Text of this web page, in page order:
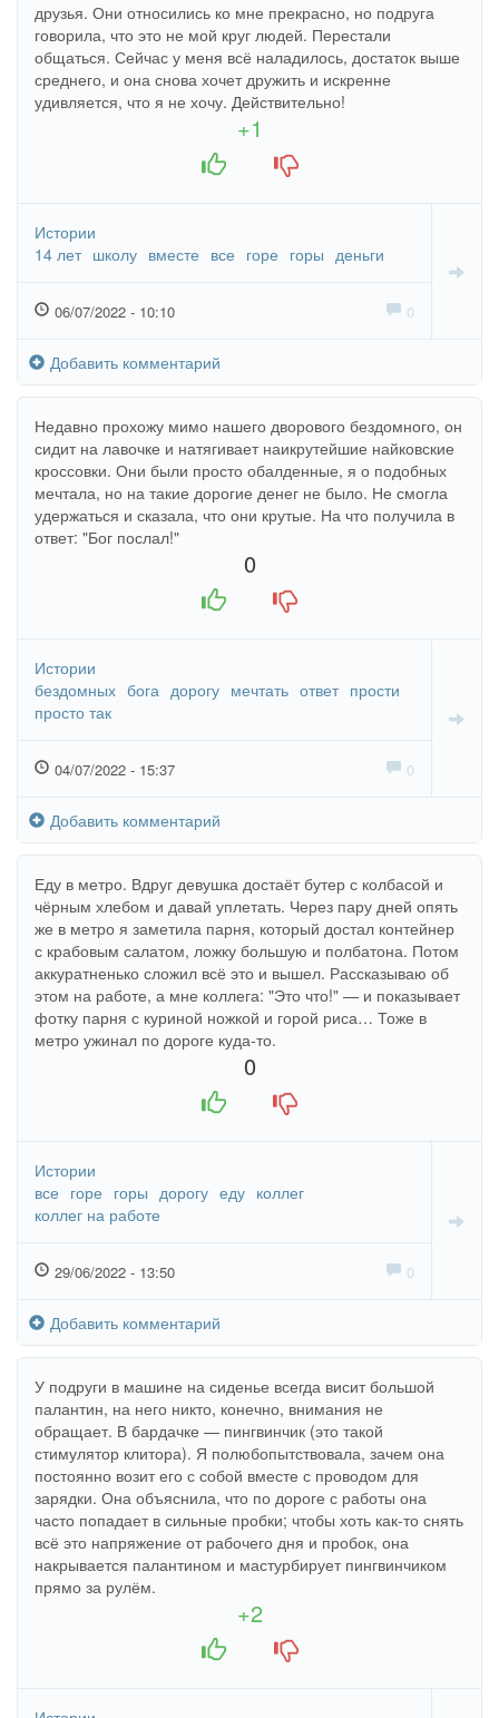
друзья. Они относились ко мне прекрасно, но подруга
говорила, что это не мой круг людей. Перестали
общаться. Сейчас у меня всё наладилось, достаток выше
среднего, и она снова хочет дружить и искренне
удивляется, что я не хочу. Действительно!
+1
Истории
14 лет школу вместе все горе горы деньги
06/07/2022 - 10:10 0
Добавить комментарий
Недавно прохожу мимо нашего дворового бездомного, он
сидит на лавочке и натягивает наикрутейшие найковские
кроссовки. Они были просто обалденные, я о подобных
мечтала, но на такие дорогие денег не было. Не смогла
удержаться и сказала, что они крутые. На что получила в
ответ: "Бог послал!"
0
Истории
бездомных бога дорогу мечтать ответ прости
просто так
04/07/2022 - 15:37 0
Добавить комментарий
Еду в метро. Вдруг девушка достаёт бутер с колбасой и
чёрным хлебом и давай уплетать. Через пару дней опять
же в метро я заметила парня, который достал контейнер
с крабовым салатом, ложку большую и полбатона. Потом
аккуратненько сложил всё это и вышел. Рассказываю об
этом на работе, а мне коллега: "Это что!" — и показывает
фотку парня с куриной ножкой и горой риса… Тоже в
метро ужинал по дороге куда-то.
0
Истории
все горе горы дорогу еду коллег
коллег на работе
29/06/2022 - 13:50 0
Добавить комментарий
У подруги в машине на сиденье всегда висит большой
палантин, на него никто, конечно, внимания не
обращает. В бардачке — пингвинчик (это такой
стимулятор клитора). Я полюбопытствовала, зачем она
постоянно возит его с собой вместе с проводом для
зарядки. Она объяснила, что по дороге с работы она
часто попадает в сильные пробки; чтобы хоть как-то снять
всё это напряжение от рабочего дня и пробок, она
накрывается палантином и мастурбирует пингвинчиком
прямо за рулём.
+2